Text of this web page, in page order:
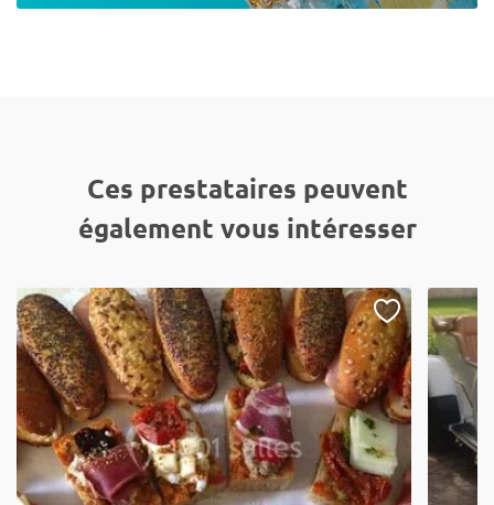
Ces prestataires peuvent
également vous intéresser